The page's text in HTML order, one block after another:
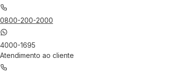
0800-200-2000
4000-1695
Atendimento ao cliente